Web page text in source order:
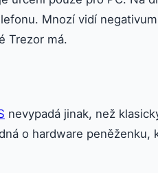
Mnozí vidí
Trezor má.
nevypadá jinak, než
o hardware peněženku,